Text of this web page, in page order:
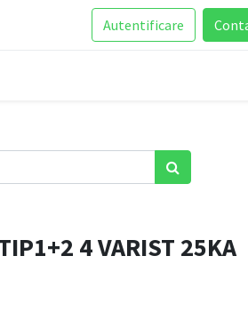
Autentificare
4 VARIST 25KA